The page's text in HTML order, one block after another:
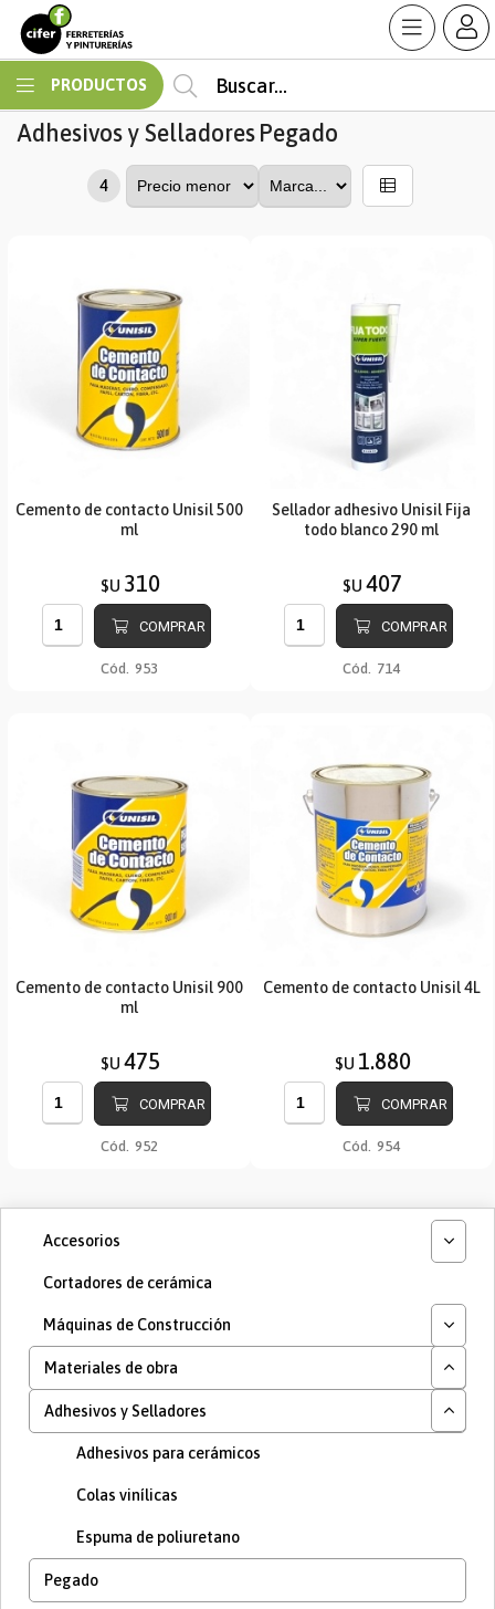
PRODUCTOS
Adhesivos y Selladores Pegado
4
Cemento de contacto Unisil 500
ml
$U 310
COMPRAR
Cód. 953
Sellador adhesivo Unisil Fija
todo blanco 290 ml
$U 407
COMPRAR
Cód. 714
Cemento de contacto Unisil 900
ml
$U 475
COMPRAR
Cód. 952
Cemento de contacto Unisil 4L
$U 1.880
COMPRAR
Cód. 954
Accesorios
Cortadores de cerámica
Máquinas de Construcción
Materiales de obra
Adhesivos y Selladores
Adhesivos para cerámicos
Colas vinílicas
Espuma de poliuretano
Pegado